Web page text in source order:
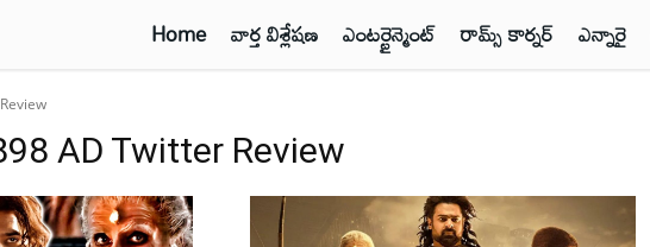
Home వార్త విశ్లేషణ ఎంటర్టైన్మెంట్ రామ్స్ కార్నర్ ఎన్నారై
AD Twitter Review